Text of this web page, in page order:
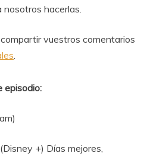
hacerlas.
vuestros comentarios
.
episodio:
+) Días mejores,